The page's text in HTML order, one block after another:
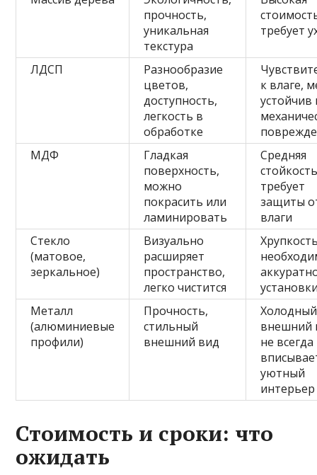
прочность,
уникальная
текстура
требует
ЛДСП
Разнообразие
цветов,
доступность,
легкость в
обработке
к влаге,
устойчив
МДФ
Гладкая
поверхность,
можно
покрасить или
ламинировать
Средняя
требует
защиты
влаги
Стекло
(матовое,
зеркальное)
Визуально
расширяет
пространство,
легко чистится
Металл
(алюминиевые
профили)
Прочность,
стильный
внешний вид
Холодный
внешний
не всегда
уютный
интерьер
Стоимость и сроки: что
ожидать